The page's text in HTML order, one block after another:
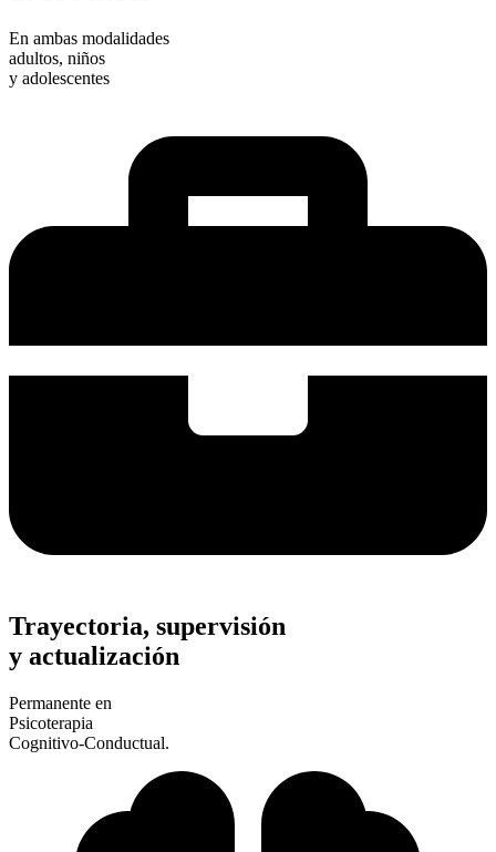
En ambas modalidades
adultos, niños
y adolescentes
Trayectoria, supervisión
y actualización
Permanente en
Psicoterapia
Cognitivo-Conductual.